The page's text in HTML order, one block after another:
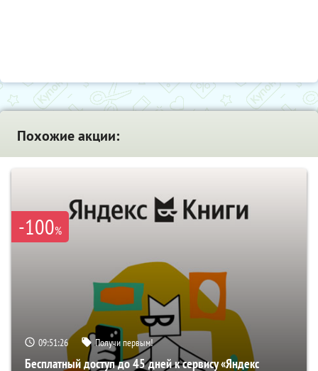
Похожие акции:
-100%
09:51:25 Получи первым!
Бесплатный доступ до 45 дней к сервису «Яндекс